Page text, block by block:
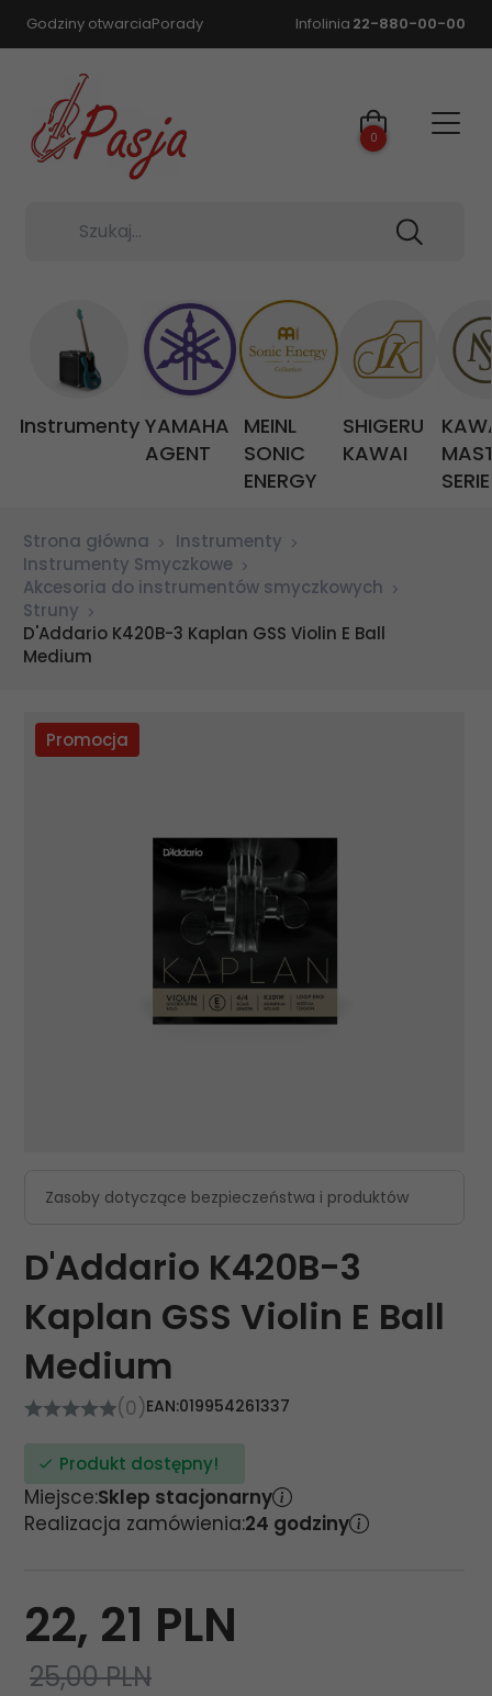
Godziny otwarciaPorady Infolinia 22-880-00-00
Szukaj...
0
Instrumenty YAMAHA
AGENT
MEINL
SONIC
ENERGY
SHIGERU
KAWAI
Strona główna
Instrumenty
Instrumenty Smyczkowe
Akcesoria do instrumentów smyczkowych
Struny
D'Addario K420B-3 Kaplan GSS Violin E Ball
Medium
Promocja
Zasoby dotyczące bezpieczeństwa i produktów
D'Addario K420B-3
Kaplan GSS Violin E Ball
Medium
(0)EAN:019954261337
Produkt dostępny!
Miejsce:Sklep stacjonarny
Realizacja zamówienia:24 godziny
22, 21 PLN
25,00 PLN